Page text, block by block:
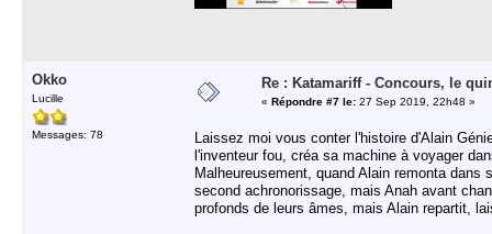
Okko
Lucille
Messages: 78
Re : Katamariff - Concours, le
« Répondre #7 le: 27 Sep 2019, 22h48 »
Laissez moi vous conter l'histoire d'Alain
l'inventeur fou, créa sa machine à voyager
Malheureusement, quand Alain remonta
second achronorissage, mais Anah avant
profonds de leurs âmes, mais Alain repartit,